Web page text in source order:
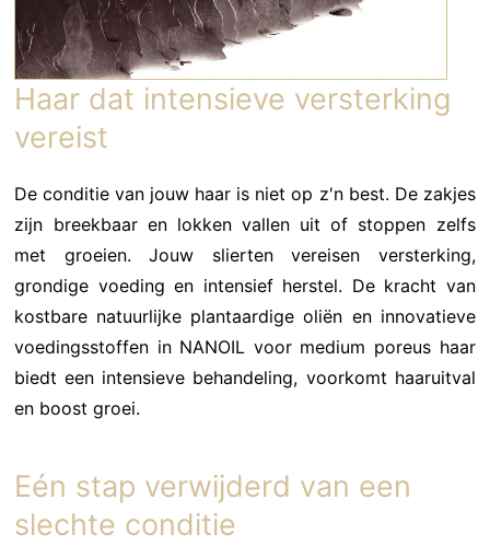
Haar dat intensieve versterking
vereist
De conditie van jouw haar is niet op z'n best. De zakjes
zijn breekbaar en lokken vallen uit of stoppen zelfs
met groeien. Jouw slierten vereisen versterking,
grondige voeding en intensief herstel. De kracht van
kostbare natuurlijke plantaardige oliën en innovatieve
voedingsstoffen in NANOIL voor medium poreus haar
biedt een intensieve behandeling, voorkomt haaruitval
en boost groei.
Eén stap verwijderd van een
slechte conditie